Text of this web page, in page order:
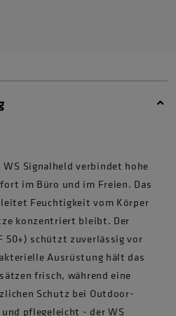
Signalheld verbindet hohe
im Büro und im Freien. Das
Feuchtigkeit vom Körper
konzentriert bleibt. Der
50+) schützt zuverlässig vor
Ausrüstung hält das
frisch, während eine
Schutz bei Outdoor-
pflegeleicht - der WS